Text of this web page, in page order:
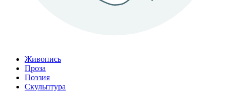
Живопись
Проза
Поэзия
Скульптура